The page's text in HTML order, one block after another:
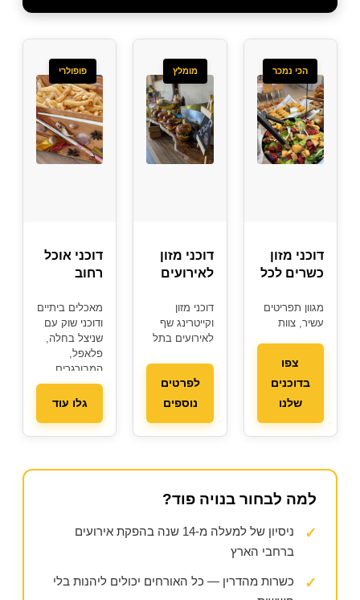
הכי נמכר
דוכני מזון
כשרים לכל
מגוון תפריטים
עשיר, צוות
מושלמת
לחתונות, בר
מצווה ואירועי
צפו
בדוכנים
שלנו
מומלץ
דוכני מזון
לאירועים
דוכני מזון
וקייטרינג שף
לאירועים בתל
לציון והסביבה
לפרטים
נוספים
פופולרי
דוכני אוכל
רחוב
מאכלים ביתיים
ודוכני שוק עם
שניצל בחלה,
פלאפל,
המבורגרים
ועוד
גלו עוד
למה לבחור בנויה פוד?
✓
ניסיון של למעלה מ-14 שנה בהפקת אירועים
ברחבי הארץ
✓
כשרות מהדרין — כל האורחים יכולים ליהנות בלי